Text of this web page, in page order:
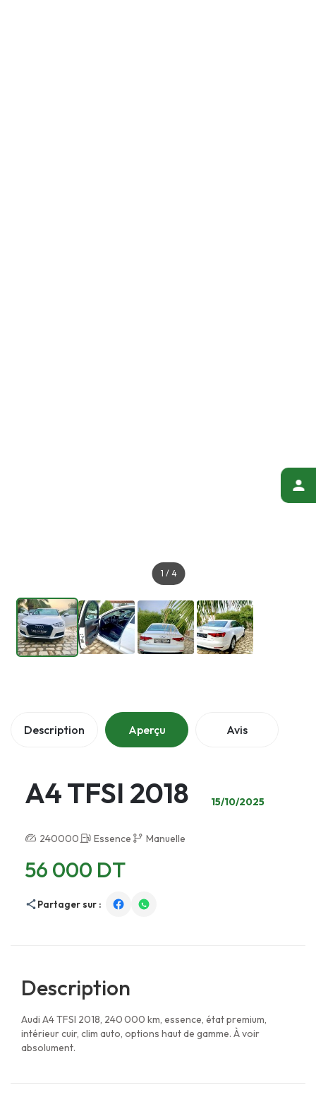
1 / 4
Description Aperçu Avis
A4 TFSI 2018 15/10/2025
240000 Essence Manuelle
56 000 DT
Partager sur :
Description
Audi A4 TFSI 2018, 240 000 km, essence, état premium,
intérieur cuir, clim auto, options haut de gamme. À voir
absolument.